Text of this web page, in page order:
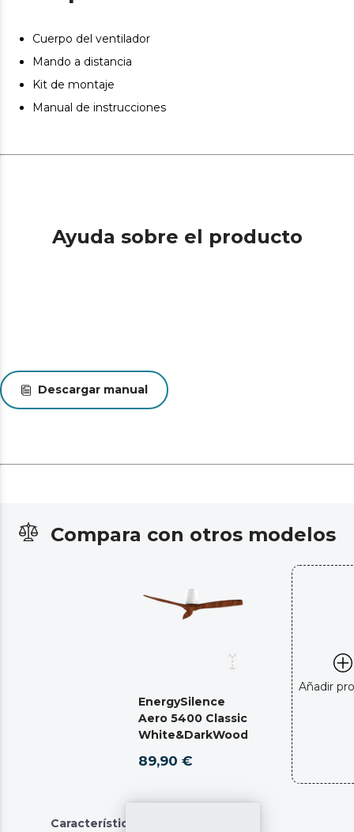
Cuerpo del ventilador
Mando a distancia
Kit de montaje
Manual de instrucciones
Ayuda sobre el producto
Descargar manual
Compara con otros modelos
EnergySilence
Aero 5400 Classic
White&DarkWood
89,90 €
Añadir
Características